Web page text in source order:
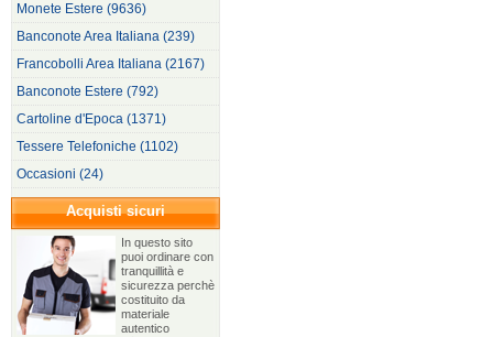
Monete Estere (9636)
Banconote Area Italiana (239)
Francobolli Area Italiana (2167)
Banconote Estere (792)
Cartoline d'Epoca (1371)
Tessere Telefoniche (1102)
Occasioni (24)
Acquisti sicuri
In questo sito
puoi ordinare con
tranquillità e
sicurezza perchè
costituito da
materiale
autentico